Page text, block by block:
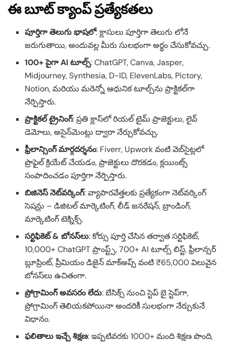
ఈ బూట్ క్యాంప్ ప్రత్యేకతలు
పూర్తిగా తెలుగు భాషలో: క్లాసులు పూర్తిగా తెలుగు లోనే
జరుగుతాయి, అందువల్ల మీరు సులభంగా అర్థం చేసుకోవచ్చు.
100+ పైగా AI టూల్స్: ChatGPT, Canva, Jasper,
Midjourney, Synthesia, D-ID, ElevenLabs, Pictory,
Notion, మరియు మరెన్నో ఆధునిక టూల్స్‌ను ప్రాక్టికల్‌గా
నేర్పిస్తారు.
ప్రాక్టికల్ ట్రైనింగ్: ప్రతి క్లాస్‌లో రియల్ టైమ్ ప్రాజెక్టులు, లైవ్
డెమోలు, అసైన్‌మెంట్లు ద్వారా నేర్చుకోవచ్చు.
ఫ్రీలాన్సింగ్ మార్గదర్శనం: Fiverr, Upwork వంటి వెబ్‌సైట్లలో
ప్రొఫైల్ క్రియేట్ చేయడం, ప్రాజెక్టులు దొరకడం, క్లయింట్స్
సంపాదించడం పూర్తిగా నేర్పిస్తారు.
బిజినెస్ నెట్‌వర్కింగ్: వ్యాపారవేత్తలకు ప్రత్యేకంగా నెట్‌వర్కింగ్
సెషన్లు – డిజిటల్ మార్కెటింగ్, లీడ్ జనరేషన్, బ్రాండింగ్,
మార్కెటింగ్ టెక్నిక్స్.
సర్టిఫికెట్ & బోనస్‌లు: కోర్సు పూర్తి చేసిన తర్వాత సర్టిఫికెట్,
10,000+ ChatGPT ప్రాంప్ట్స్, 700+ AI టూల్స్ లిస్ట్, ఫ్రీలాన్సర్
బ్లూప్రింట్, ప్రీమియం డిజైన్ మాక్‌అప్స్ వంటి ₹65,000 విలువైన
బోనస్‌లు ఉచితంగా.
ప్రోగ్రామింగ్ అవసరం లేదు: బేసిక్స్ నుంచి స్టెప్ బై స్టెప్‌గా,
ప్రోగ్రామింగ్ తెలియకపోయినా అందరికీ సులభంగా నేర్చుకునే
విధానం.
ఫలితాలు ఇచ్చే శిక్షణ: ఇప్పటివరకు 1000+ మంది శిక్షణ పొంది,